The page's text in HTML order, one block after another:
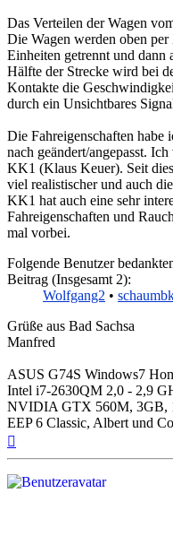
Das Verteilen der Wagen
Die Wagen werden oben
Einheiten getrennt und
Hälfte der Strecke wird bei
Kontakte die
durch ein Unsichtbares
Die Fahreigenschaften habe
nach geändert/angepasst.
KK1 (Klaus Keuer). Seit
viel realistischer und auch
KK1 hat auch eine sehr
Fahreigenschaften und
mal vorbei.
Folgende Benutzer
Beitrag (Insgesamt 2):
Wolfgang2 •
Grüße aus Bad Sachsa
Manfred
ASUS G74S Windows7
Intel i7-2630QM 2,0 - 2,9
NVIDIA GTX 560M, 3GB,
EEP 6 Classic, Albert und Co